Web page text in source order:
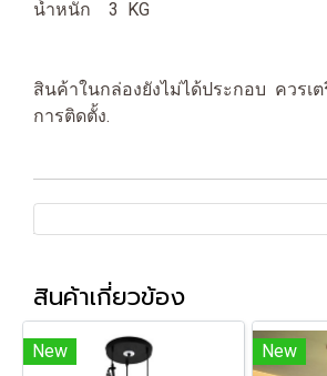
น้ำหนัก 3 KG
สินค้าในกล่องยังไม่ได้ประกอบ ควรเ
การติดตั้ง.
สินค้าเกี่ยวข้อง
New New